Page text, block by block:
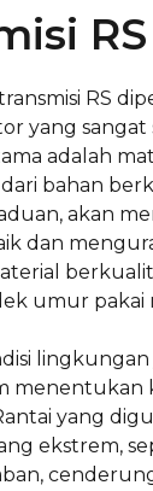
RS
RS
yang sangat
adalah
bahan
akan
dan
umur pakai
menentukan
yang
ekstrem,